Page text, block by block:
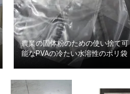
農業の固体粉のための使い捨て可
能なPVAの冷たい水溶性のポリ袋